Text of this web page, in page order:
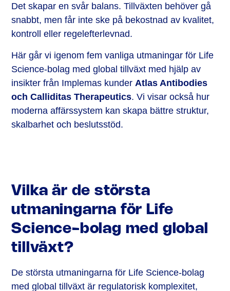
Det skapar en svår balans. Tillväxten behöver gå
snabbt, men får inte ske på bekostnad av kvalitet,
kontroll eller regelefterlevnad.
Här går vi igenom fem vanliga utmaningar för Life
Science-bolag med global tillväxt med hjälp av
insikter från Implemas kunder Atlas Antibodies
och Calliditas Therapeutics. Vi visar också hur
moderna affärssystem kan skapa bättre struktur,
skalbarhet och beslutsstöd.
Vilka är de största
utmaningarna för Life
Science-bolag med global
tillväxt?
De största utmaningarna för Life Science-bolag
med global tillväxt är regulatorisk komplexitet,